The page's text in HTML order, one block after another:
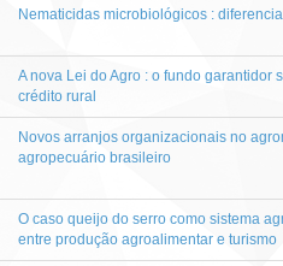
Nematicidas microbiológicos :
A nova Lei do Agro : o fundo garantidor
crédito rural
Novos arranjos organizacionais no
agropecuário brasileiro
O caso queijo do serro como sistema
entre produção agroalimentar e turismo